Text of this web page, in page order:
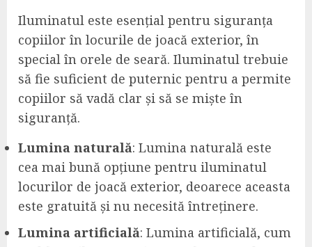
Iluminatul este esențial pentru siguranța
copiilor în locurile de joacă exterior, în
special în orele de seară. Iluminatul trebuie
să fie suficient de puternic pentru a permite
copiilor să vadă clar și să se miște în
siguranță.
Lumina naturală: Lumina naturală este
cea mai bună opțiune pentru iluminatul
locurilor de joacă exterior, deoarece aceasta
este gratuită și nu necesită întreținere.
Lumina artificială: Lumina artificială, cum